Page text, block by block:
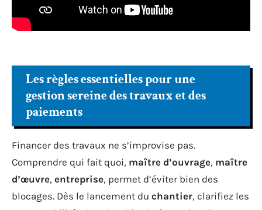
Les règles essentielles pour une
gestion sereine des travaux et des
paiements
Financer des travaux ne s’improvise pas.
Comprendre qui fait quoi, maître d’ouvrage, maître
d’œuvre, entreprise, permet d’éviter bien des
blocages. Dès le lancement du chantier, clarifiez les